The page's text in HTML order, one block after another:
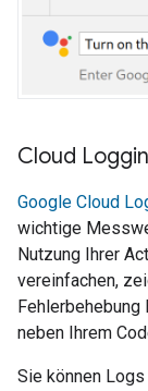
Cloud
Google Cloud
wichtige
Nutzung Ihrer
vereinfachen,
Fehlerbehebung
neben Ihrem
Sie können